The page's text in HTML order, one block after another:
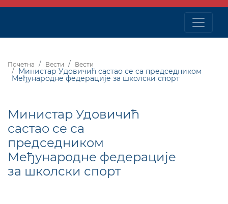
Почетна Вести Вести
Министар Удовичић састао се са председником
Међународне федерације за школски спорт
Министар Удовичић
састао се са
председником
Међународне федерације
за школски спорт